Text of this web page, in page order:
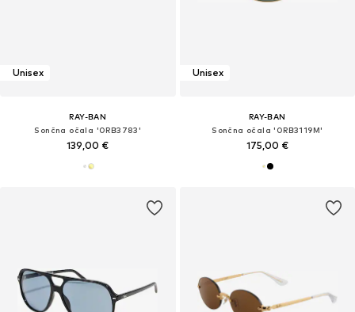
Unisex
RAY-BAN
Sončna očala '0RB3783'
139,00 €
Unisex
RAY-BAN
Sončna očala '0RB3119M'
175,00 €